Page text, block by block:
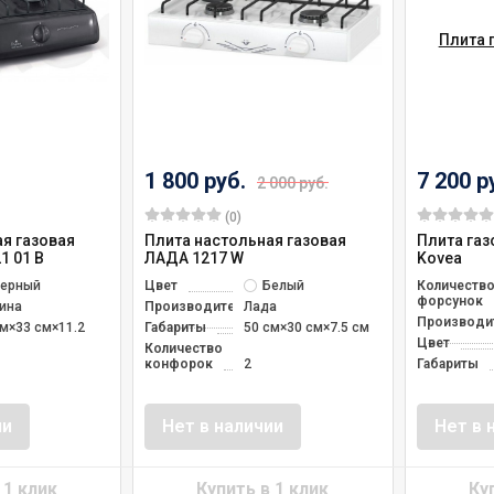
газовая
01 В
см×11.2
1 800 руб. 2 000 руб.
(0)
Плита настольная газовая
ЛАДА 1217 W
Цвет
Белый
ПроизводительЛада
Габариты
50 см×30 см×7.5 см
Количество
конфорок
2
Нет в наличии
7 200
Плита
Kovea
Количество
форсунок
Цвет
Габариты
Нет в